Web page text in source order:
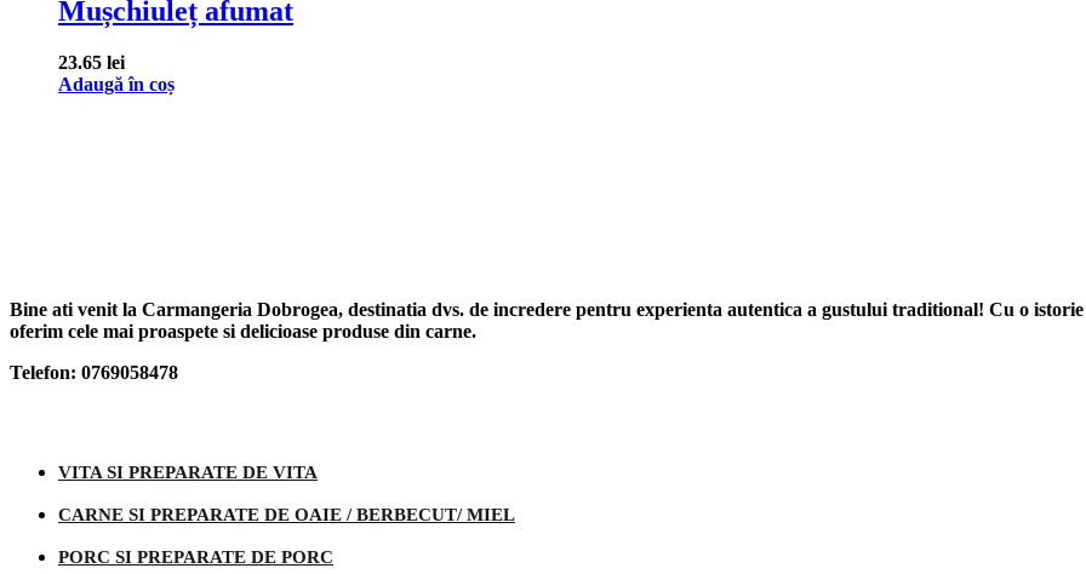
Mușchiuleț afumat
23.65 lei
Adaugă în coș
Bine ati venit la Carmangeria Dobrogea, destinatia dvs. de incredere pentru experienta autentica a gustului traditional! Cu o
oferim cele mai proaspete si delicioase produse din carne.
Telefon: 0769058478
VITA SI PREPARATE DE VITA
CARNE SI PREPARATE DE OAIE / BERBECUT/ MIEL
PORC SI PREPARATE DE PORC